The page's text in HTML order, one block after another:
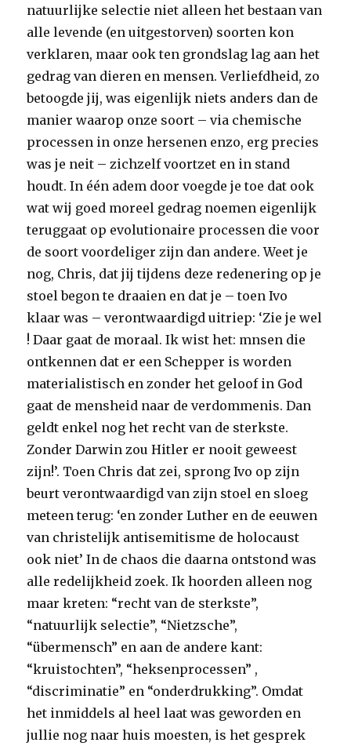
natuurlijke selectie niet alleen het bestaan van
alle levende (en uitgestorven) soorten kon
verklaren, maar ook ten grondslag lag aan het
gedrag van dieren en mensen. Verliefdheid, zo
betoogde jij, was eigenlijk niets anders dan de
manier waarop onze soort – via chemische
processen in onze hersenen enzo, erg precies
was je neit – zichzelf voortzet en in stand
houdt. In één adem door voegde je toe dat ook
wat wij goed moreel gedrag noemen eigenlijk
teruggaat op evolutionaire processen die voor
de soort voordeliger zijn dan andere. Weet je
nog, Chris, dat jij tijdens deze redenering op je
stoel begon te draaien en dat je – toen Ivo
klaar was – verontwaardigd uitriep: ‘Zie je wel
! Daar gaat de moraal. Ik wist het: mnsen die
ontkennen dat er een Schepper is worden
materialistisch en zonder het geloof in God
gaat de mensheid naar de verdommenis. Dan
geldt enkel nog het recht van de sterkste.
Zonder Darwin zou Hitler er nooit geweest
zijn!’. Toen Chris dat zei, sprong Ivo op zijn
beurt verontwaardigd van zijn stoel en sloeg
meteen terug: ‘en zonder Luther en de eeuwen
van christelijk antisemitisme de holocaust
ook niet’ In de chaos die daarna ontstond was
alle redelijkheid zoek. Ik hoorden alleen nog
maar kreten: “recht van de sterkste”,
“natuurlijk selectie”, “Nietzsche”,
“übermensch” en aan de andere kant:
“kruistochten”, “heksenprocessen” ,
“discriminatie” en “onderdrukking”. Omdat
het inmiddels al heel laat was geworden en
jullie nog naar huis moesten, is het gesprek